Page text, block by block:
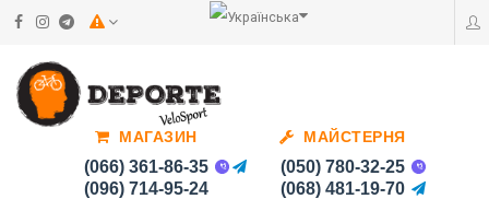
МАГАЗИН
(066) 361-86-35
(096) 714-95-24
МАЙСТЕРНЯ
(050) 780-32-25
(068) 481-19-70